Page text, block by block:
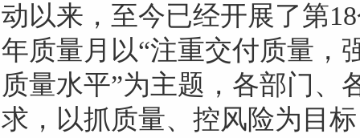
动以来，至今已经开展了第18
年质量月以“注重交付质量，
质量水平”为主题，各部门、
求，以抓质量、控风险为目